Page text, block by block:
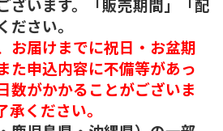
ざいます。「販売期間」「配
さい。
お届けまでに祝日・お盆期
た申込内容に不備等があっ
数がかかることがございま
ください。